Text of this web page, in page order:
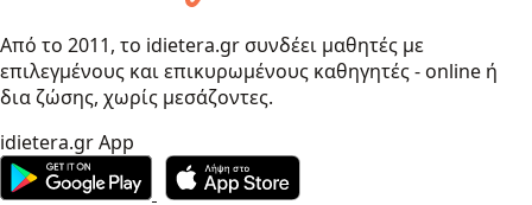
Από το 2011, το idietera.gr συνδέει μαθητές με
επιλεγμένους και επικυρωμένους καθηγητές - online ή
δια ζώσης, χωρίς μεσάζοντες.
idietera.gr App